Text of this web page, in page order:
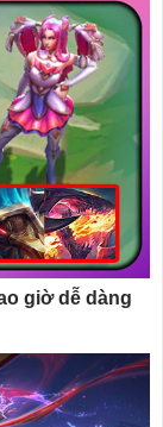
giờ dễ dàng